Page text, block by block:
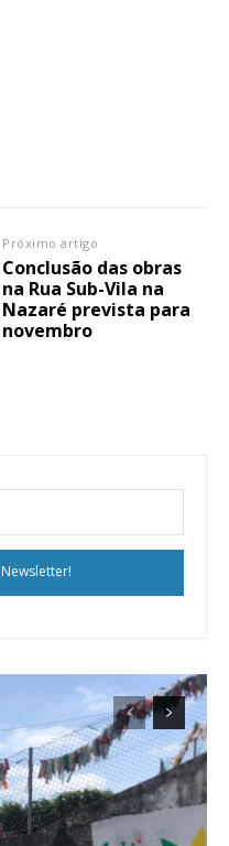
Próximo artigo
Conclusão das obras
na Rua Sub-Vila na
Nazaré prevista para
novembro